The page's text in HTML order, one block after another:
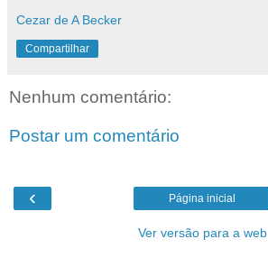
Cezar de A Becker
Compartilhar
Nenhum comentário:
Postar um comentário
‹ Página inicial
Ver versão para a web